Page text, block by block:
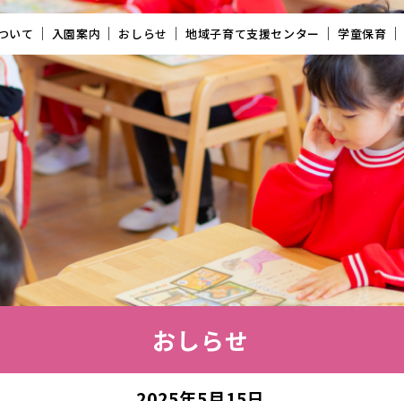
いて 入園案内 おしらせ 地域子育て支援センター 学童保育
おしらせ